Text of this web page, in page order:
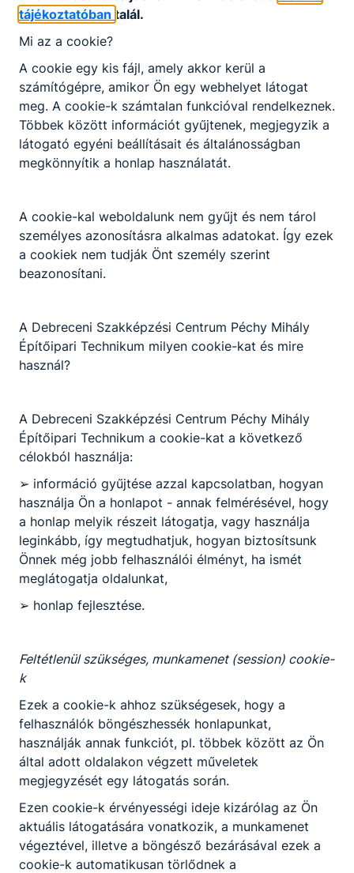
végeztek, a világversenyen
pedig a tízedikek lettek.
"Eredményeinket, a
versenyeket elért sikereinket
5 év alatt építettük fel" -
mondta. Hozzátette, hogy a
magyar ipar által előállított
termékek 71 százaléka high-
tech kategóriába tartozik. A
miniszter közölte, a cél az,
világ legjobb munkaerőpiaci
kihívásaira a teljes Kárpát-
medencében magyar választ
adni tudó modellje legyen.
fideszes országgyűlési
képviselőke köszöntőjében
arról beszélt, hogy
mellett az elindulásban is
segítik, példaként említette a
kamatmentes munkáshitelt és
az Otthon Start programot.
Nagy Elek, a Magyar
Kereskedelmi és Iparkamara
elnöke az országos
szakképzési tanévnyitón
Magyarországon számos
elsajátítása biztos
megélhetést és fejlődést ad a
diákoknak. Úgy fogalmazott,
egy jó szakma a tudás mellett
közösséget, megbecsülést és
stabilitást is ad.
tájékoztatóban talál.
Mi az a cookie?
A cookie egy kis fájl, amely akkor kerül a
számítógépre, amikor Ön egy webhelyet látogat
meg. A cookie-k számtalan funkcióval rendelkeznek.
Többek között információt gyűjtenek, megjegyzik a
látogató egyéni beállításait és általánosságban
megkönnyítik a honlap használatát.
A cookie-kal weboldalunk nem gyűjt és nem tárol
személyes azonosításra alkalmas adatokat. Így ezek
a cookiek nem tudják Önt személy szerint
beazonosítani.
A Debreceni Szakképzési Centrum Péchy Mihály
Építőipari Technikum milyen cookie-kat és mire
használ?
A Debreceni Szakképzési Centrum Péchy Mihály
Építőipari Technikum a cookie-kat a következő
célokból használja:
➢ információ gyűjtése azzal kapcsolatban, hogyan
használja Ön a honlapot - annak felmérésével, hogy
a honlap melyik részeit látogatja, vagy használja
leginkább, így megtudhatjuk, hogyan biztosítsunk
Önnek még jobb felhasználói élményt, ha ismét
meglátogatja oldalunkat,
➢ honlap fejlesztése.
Feltétlenül szükséges, munkamenet (session) cookie-
k
Ezek a cookie-k ahhoz szükségesek, hogy a
felhasználók böngészhessék honlapunkat,
használják annak funkciót, pl. többek között az Ön
által adott oldalakon végzett műveletek
megjegyzését egy látogatás során.
Ezen cookie-k érvényességi ideje kizárólag az Ön
aktuális látogatására vonatkozik, a munkamenet
végeztével, illetve a böngésző bezárásával ezek a
cookie-k automatikusan törlődnek a